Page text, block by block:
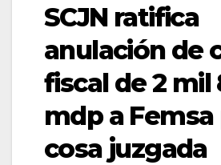
SCJN ratifica
anulación de
fiscal de 2 mil
mdp a Femsa
cosa juzgada